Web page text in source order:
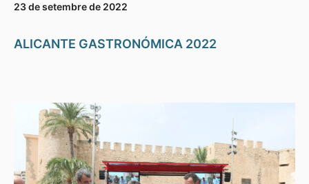
23 de setembre de 2022
ALICANTE GASTRONÓMICA 2022